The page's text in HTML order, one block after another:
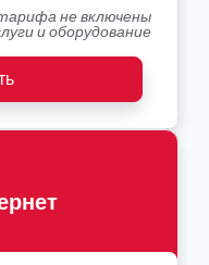
не включены
и оборудование